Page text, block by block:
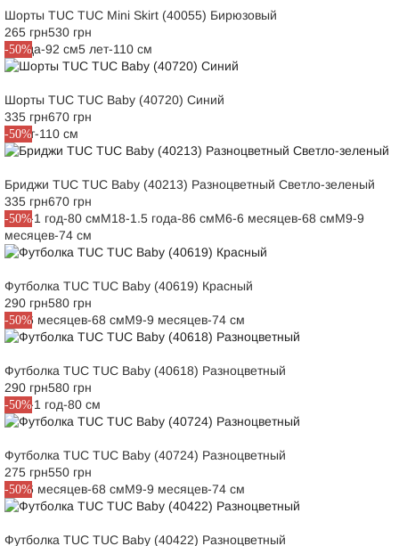
Шорты TUC TUC Mini Skirt (40055) Бирюзовый
265 грн530 грн
-50%
2 года-92 см5 лет-110 см
Шорты TUC TUC Baby (40720) Синий
335 грн670 грн
-50%
5 лет-110 см
Бриджи TUC TUC Baby (40213) Разноцветный Светло-зеленый
335 грн670 грн
-50%
M12-1 год-80 смM18-1.5 года-86 смM6-6 месяцев-68 смM9-9
месяцев-74 см
Футболка TUC TUC Baby (40619) Красный
290 грн580 грн
-50%
M6-6 месяцев-68 смM9-9 месяцев-74 см
Футболка TUC TUC Baby (40618) Разноцветный
290 грн580 грн
-50%
M12-1 год-80 см
Футболка TUC TUC Baby (40724) Разноцветный
275 грн550 грн
-50%
M6-6 месяцев-68 смM9-9 месяцев-74 см
Футболка TUC TUC Baby (40422) Разноцветный